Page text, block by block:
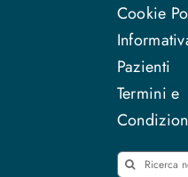
Cookie
Pazienti
Termini e
Cerca